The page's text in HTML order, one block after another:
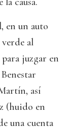
en un auto
al
juzgar en
así
(huido en
una cuenta